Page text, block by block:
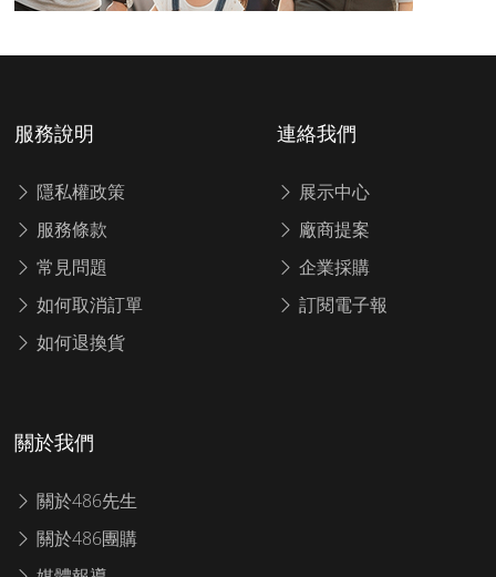
服務說明
隱私權政策
服務條款
常見問題
如何取消訂單
如何退換貨
連絡我們
展示中心
廠商提案
企業採購
訂閱電子報
關於我們
關於486先生
關於486團購